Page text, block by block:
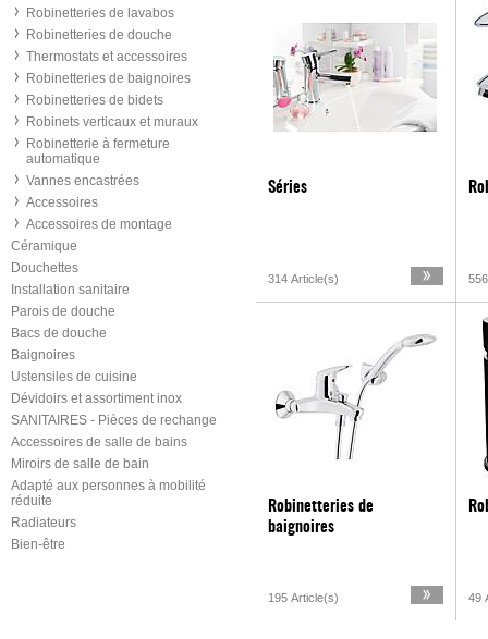
Robinetteries de lavabos
Robinetteries de douche
Thermostats et accessoires
Robinetteries de baignoires
Robinetteries de bidets
Robinets verticaux et muraux
Robinetterie à fermeture
automatique
Vannes encastrées
Accessoires
Accessoires de montage
Céramique
Douchettes
Installation sanitaire
Parois de douche
Bacs de douche
Baignoires
Ustensiles de cuisine
Dévidoirs et assortiment inox
SANITAIRES - Pièces de rechange
Accessoires de salle de bains
Miroirs de salle de bain
Adapté aux personnes à mobilité
réduite
Radiateurs
Bien-être
Séries
314 Article(s)
Robinetteries de
baignoires
195 Article(s) 49